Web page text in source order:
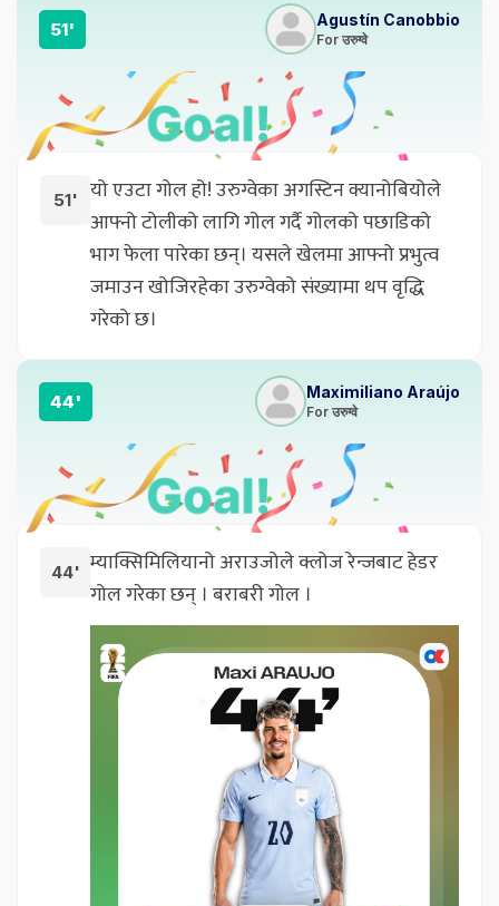
51' Agustín Canobbio
For उरुग्वे
51'
यो एउटा गोल हो! उरुग्वेका अगस्टिन क्यानोबियोले
आफ्नो टोलीको लागि गोल गर्दै गोलको पछाडिको
भाग फेला पारेका छन्। यसले खेलमा आफ्नो प्रभुत्व
जमाउन खोजिरहेका उरुग्वेको संख्यामा थप वृद्धि
गरेको छ।
44' Maximiliano Araújo
For उरुग्वे
44' म्याक्सिमिलियानो अराउजोले क्लोज रेन्जबाट हेडर
गोल गरेका छन् । बराबरी गोल ।